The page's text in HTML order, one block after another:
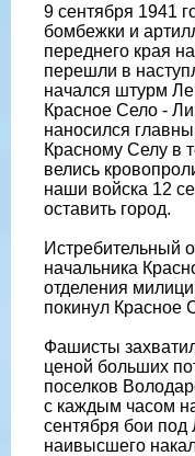
9 сентября 1941
бомбежки и
переднего края
перешли в
начался штурм
Красное Село -
наносился
Красному Селу в
велись
наши войска 12
оставить город.
Истребительный
начальника
отделения
покинул Красное
Фашисты
ценой больших
поселков
с каждым часом
сентября бои под
наивысшего